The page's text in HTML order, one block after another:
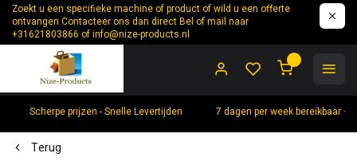
Zoekt u een specifieke machine of product of wild u een offerte
ontvangen Contacteer ons dan direct Bel of mail naar
+31621803866 ofinfo@nize-products.nl
Scherpe prijzen - Snelle Levertijden 7 dagen per week bereikbaar
Terug